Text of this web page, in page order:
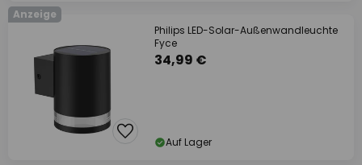
Anzeige
Philips LED-Solar-Außenwandleuchte
Fyce
34,99 €
Auf Lager